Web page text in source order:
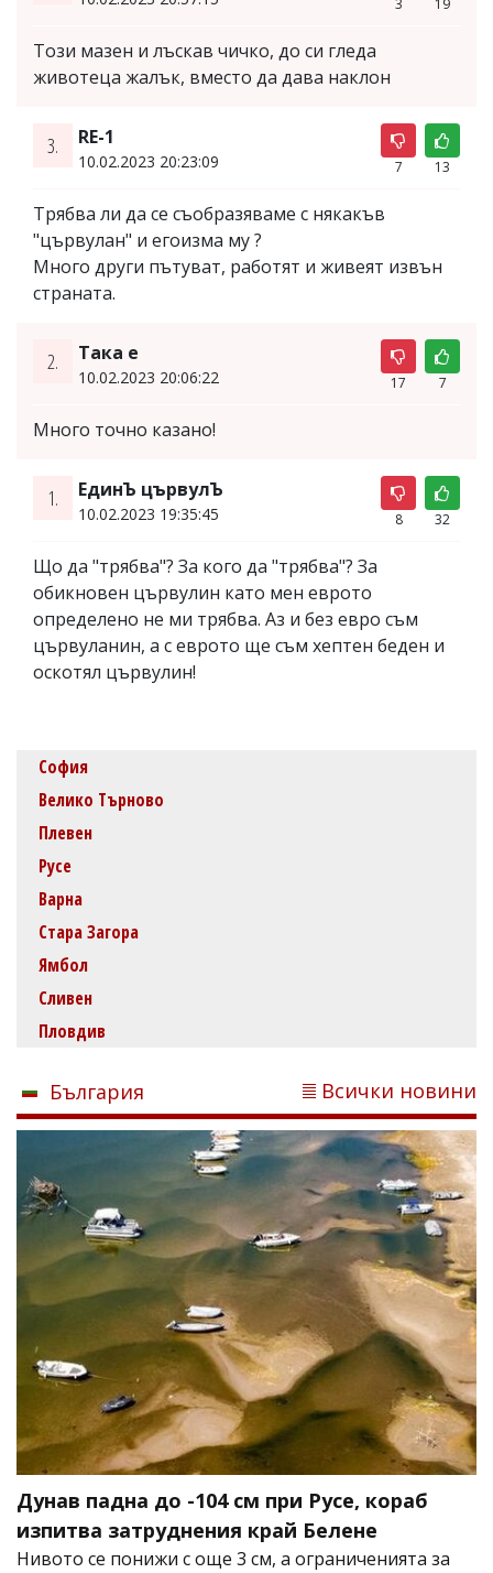
Този мазен и лъскав чичко, до си гледа
животеца жалък, вместо да дава наклон
3. RE-1
10.02.2023 20:23:09 7 13
Трябва ли да се съобразяваме с някакъв
"цървулан" и егоизма му ?
Много други пътуват, работят и живеят извън
страната.
2. Така е
10.02.2023 20:06:22 17 7
Много точно казано!
1. ЕдинЪ цървулЪ
10.02.2023 19:35:45 8 32
Що да "трябва"? За кого да "трябва"? За
обикновен цървулин като мен еврото
определено не ми трябва. Аз и без евро съм
цървуланин, а с еврото ще съм хептен беден и
оскотял цървулин!
София
Велико Търново
Плевен
Русе
Варна
Стара Загора
Ямбол
Сливен
Пловдив
България Всички новини
Дунав падна до -104 см при Русе, кораб
изпитва затруднения край Белене
Нивото се понижи с още 3 см, а ограниченията за